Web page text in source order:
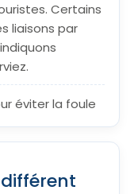
Certains
liaisons par
éviter la foule